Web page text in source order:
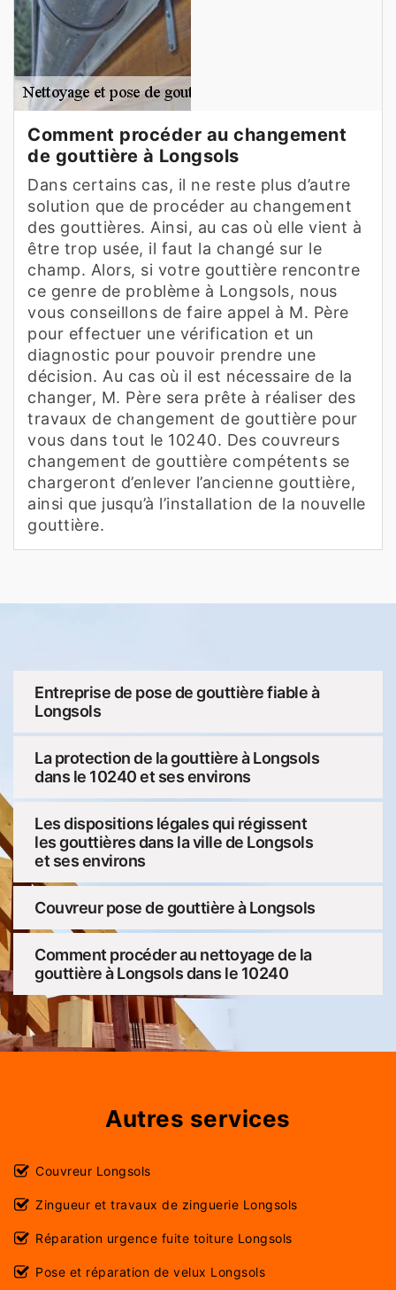
Comment procéder au changement
de gouttière à Longsols
Dans certains cas, il ne reste plus d’autre
solution que de procéder au changement
des gouttières. Ainsi, au cas où elle vient à
être trop usée, il faut la changé sur le
champ. Alors, si votre gouttière rencontre
ce genre de problème à Longsols, nous
vous conseillons de faire appel à M. Père
pour effectuer une vérification et un
diagnostic pour pouvoir prendre une
décision. Au cas où il est nécessaire de la
changer, M. Père sera prête à réaliser des
travaux de changement de gouttière pour
vous dans tout le 10240. Des couvreurs
changement de gouttière compétents se
chargeront d’enlever l’ancienne gouttière,
ainsi que jusqu’à l’installation de la nouvelle
gouttière.
Entreprise de pose de gouttière fiable à
Longsols
La protection de la gouttière à Longsols
dans le 10240 et ses environs
Les dispositions légales qui régissent
les gouttières dans la ville de Longsols
et ses environs
Couvreur pose de gouttière à Longsols
Comment procéder au nettoyage de la
gouttière à Longsols dans le 10240
Autres services
Couvreur Longsols
Zingueur et travaux de zinguerie Longsols
Réparation urgence fuite toiture Longsols
Pose et réparation de velux Longsols